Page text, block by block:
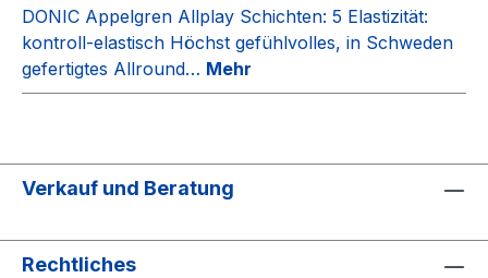
DONIC Appelgren Allplay Schichten: 5 Elastizität:
kontroll-elastisch Höchst gefühlvolles, in Schweden
gefertigtes Allround… Mehr
Verkauf und Beratung
Rechtliches